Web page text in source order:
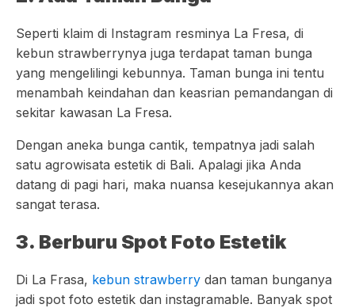
Seperti klaim di Instagram resminya La Fresa, di
kebun strawberrynya juga terdapat taman bunga
yang mengelilingi kebunnya. Taman bunga ini tentu
menambah keindahan dan keasrian pemandangan di
sekitar kawasan La Fresa.
Dengan aneka bunga cantik, tempatnya jadi salah
satu agrowisata estetik di Bali. Apalagi jika Anda
datang di pagi hari, maka nuansa kesejukannya akan
sangat terasa.
3. Berburu Spot Foto Estetik
Di La Frasa, kebun strawberry dan taman bunganya
jadi spot foto estetik dan instagramable. Banyak spot